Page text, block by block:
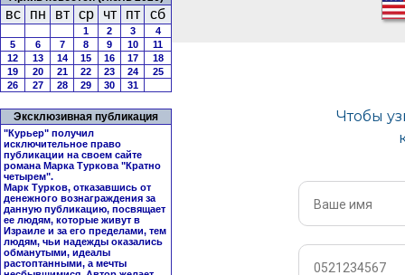
вс пн вт ср чт пт сб
1 2 3
4
5
6 7 8 9 10
11
12
13 14 15 16 17
18
19
20 21 22 23 24
25
26
27 28 29 30 31
Эксклюзивная публикация
"Курьер" получил
исключительное право
публикации на своем сайте
романа Марка Туркова "Кратно
четырем".
Марк Турков, отказавшись от
денежного вознаграждения за
данную публикацию, посвящает
ее людям, которые живут в
Израиле и за его пределами, тем
людям, чьи надежды оказались
обманутыми, идеалы
растоптанными, а мечты